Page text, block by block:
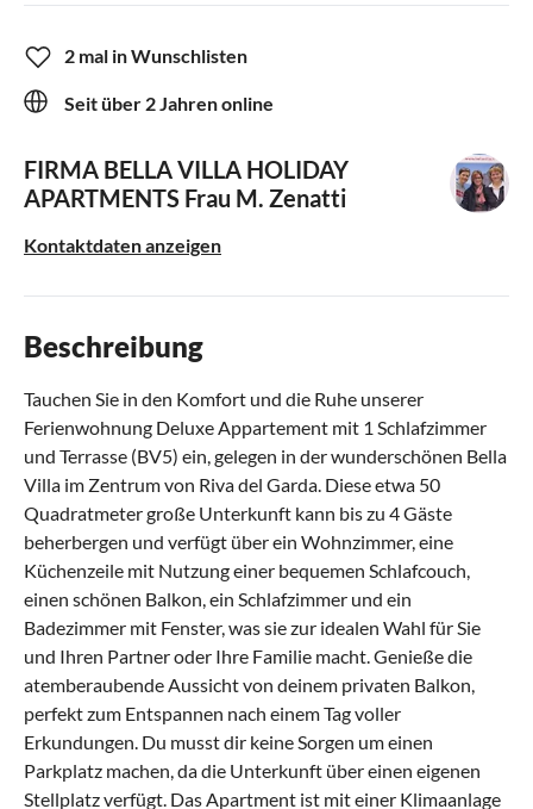
2 mal in Wunschlisten
Seit über 2 Jahren online
FIRMA BELLA VILLA HOLIDAY
APARTMENTS Frau M. Zenatti
Kontaktdaten anzeigen
Beschreibung
Tauchen Sie in den Komfort und die Ruhe unserer
Ferienwohnung Deluxe Appartement mit 1 Schlafzimmer
und Terrasse (BV5) ein, gelegen in der wunderschönen Bella
Villa im Zentrum von Riva del Garda. Diese etwa 50
Quadratmeter große Unterkunft kann bis zu 4 Gäste
beherbergen und verfügt über ein Wohnzimmer, eine
Küchenzeile mit Nutzung einer bequemen Schlafcouch,
einen schönen Balkon, ein Schlafzimmer und ein
Badezimmer mit Fenster, was sie zur idealen Wahl für Sie
und Ihren Partner oder Ihre Familie macht. Genieße die
atemberaubende Aussicht von deinem privaten Balkon,
perfekt zum Entspannen nach einem Tag voller
Erkundungen. Du musst dir keine Sorgen um einen
Parkplatz machen, da die Unterkunft über einen eigenen
Stellplatz verfügt. Das Apartment ist mit einer Klimaanlage